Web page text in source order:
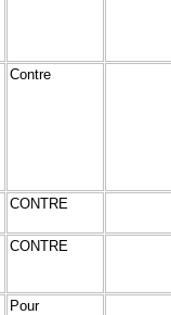
Contre
CONTRE
CONTRE
Pour